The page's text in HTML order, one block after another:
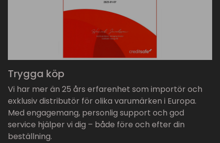
Trygga köp
Vi har mer än 25 års erfarenhet som importör och
exklusiv distributör för olika varumärken i Europa.
Med engagemang, personlig support och god
service hjälper vi dig – både före och efter din
beställning.